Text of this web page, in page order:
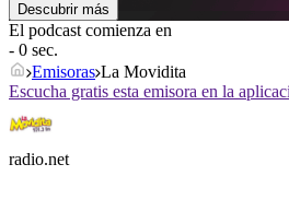
Descubrir más
El podcast comienza en
- 0 sec.
Emisoras La Movidita
Escucha gratis esta emisora en la
radio.net